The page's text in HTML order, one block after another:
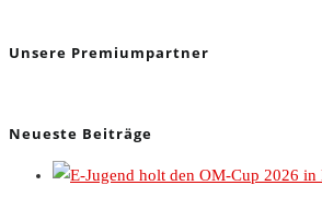
Unsere Premiumpartner
Neueste Beiträge